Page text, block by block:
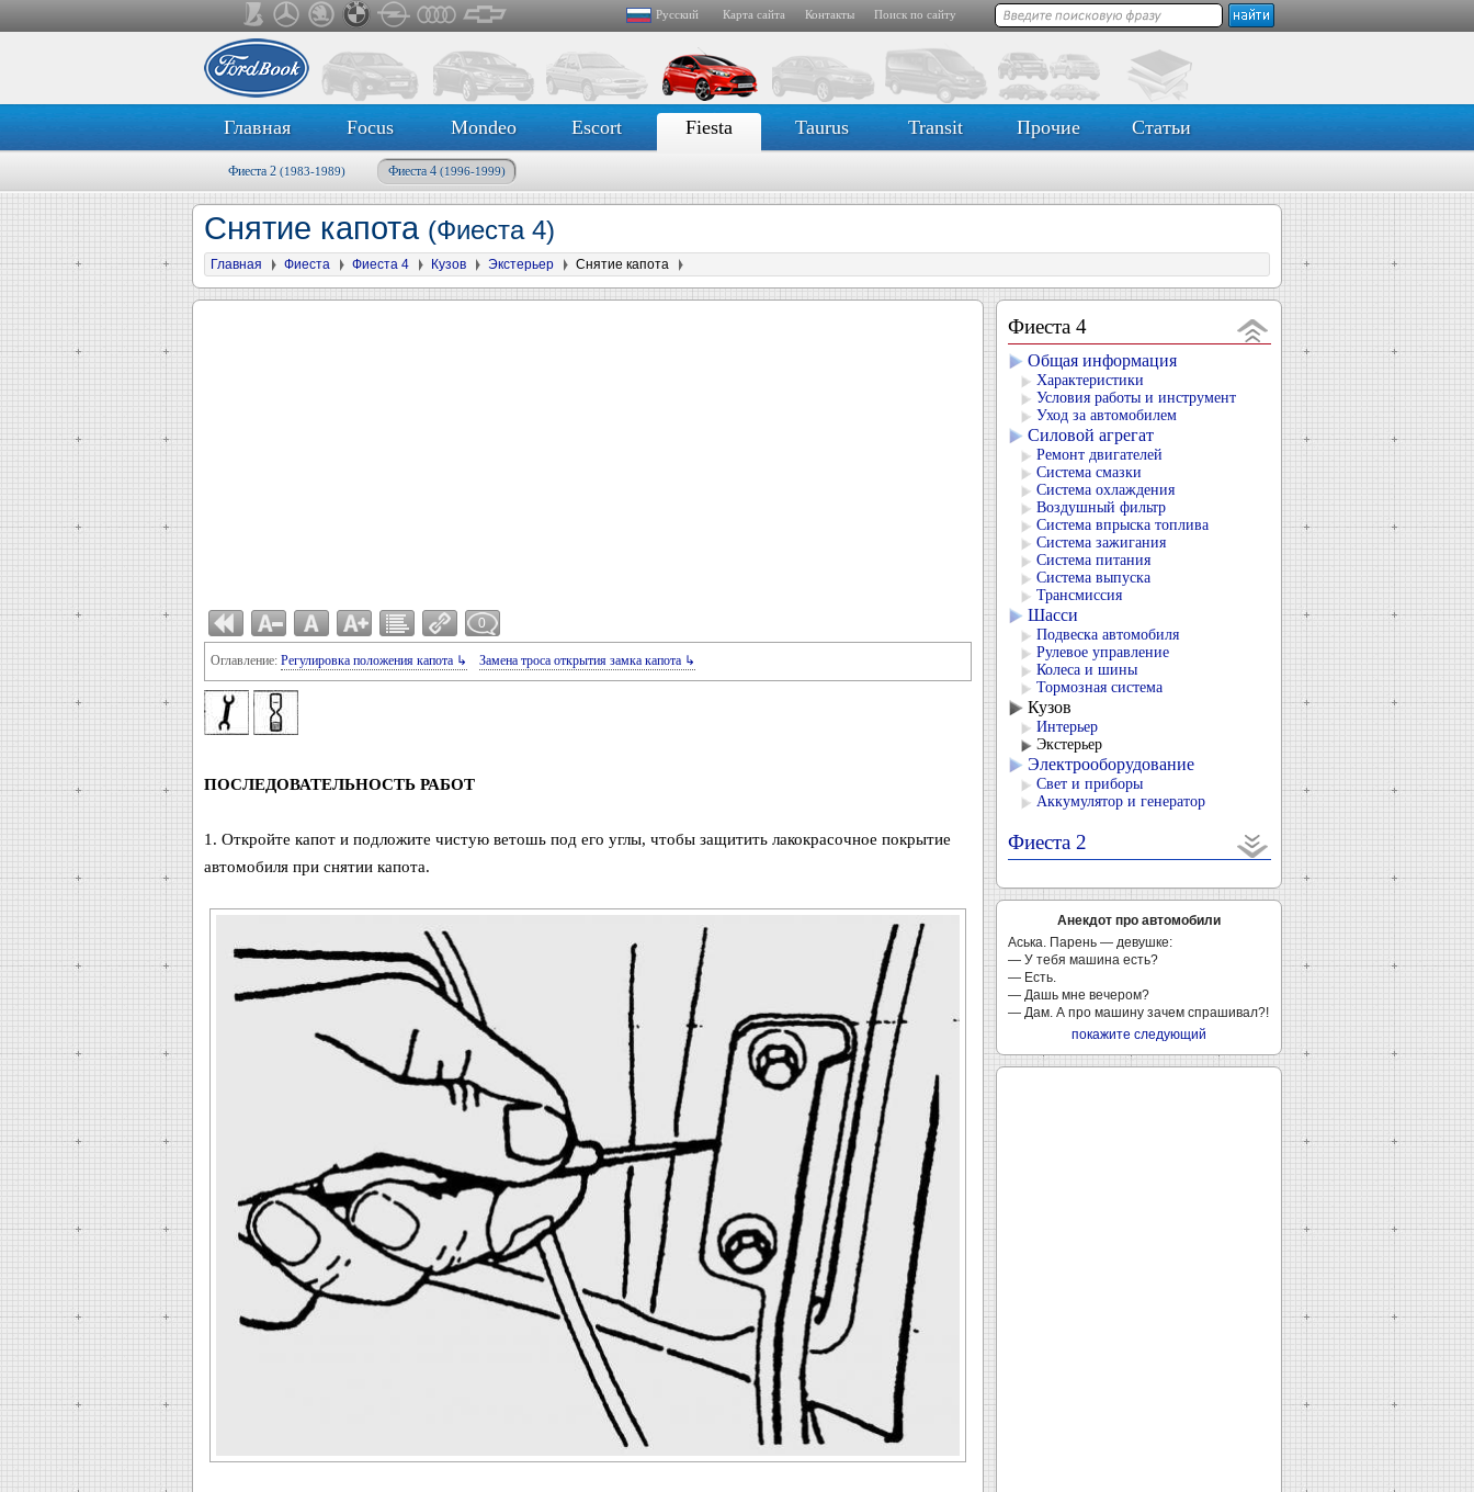
Русский Карта сайта Контакты Поиск по сайту
Главная Focus Mondeo Escort Fiesta Taurus Transit Прочие Статьи
Фиеста 2 (1983-1989) Фиеста 4 (1996-1999)
Снятие капота (Фиеста 4)
Главная Фиеста Фиеста 4 Кузов Экстерьер Снятие капота
0
Оглавление: Регулировка положения капота ↳ Замена троса открытия замка капота ↳
ПОСЛЕДОВАТЕЛЬНОСТЬ РАБОТ
1. Откройте капот и подложите чистую ветошь под его углы, чтобы защитить лакокрасочное покрытие
автомобиля при снятии капота.
Фиеста 4
Общая информация
Характеристики
Условия работы и инструмент
Уход за автомобилем
Силовой агрегат
Ремонт двигателей
Система смазки
Система охлаждения
Воздушный фильтр
Система впрыска топлива
Система зажигания
Система питания
Система выпуска
Трансмиссия
Шасси
Подвеска автомобиля
Рулевое управление
Колеса и шины
Тормозная система
Кузов
Интерьер
Экстерьер
Электрооборудование
Свет и приборы
Аккумулятор и генератор
Фиеста 2
Анекдот про автомобили
Аська. Парень — девушке:
— У тебя машина есть?
— Есть.
— Дашь мне вечером?
— Дам. А про машину зачем спрашивал?!
покажите следующий